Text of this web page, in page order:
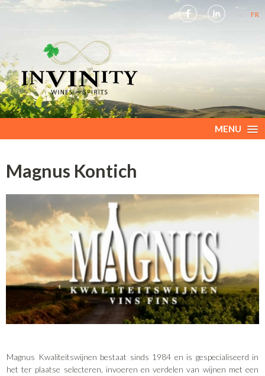
FR
MENU
Magnus Kontich
Magnus Kwaliteitswijnen bestaat sinds 1984 en is gespecialiseerd in
het ter plaatse selecteren, invoeren en verdelen van wijnen met een